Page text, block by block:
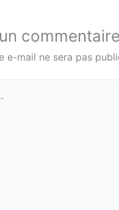
commentaire
e-mail ne sera pas